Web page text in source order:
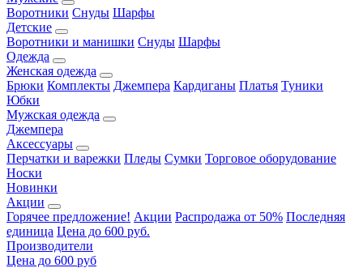
Воротники Снуды Шарфы
Детские
Воротники и манишки Снуды Шарфы
Одежда
Женская одежда
Брюки Комплекты Джемпера Кардиганы Платья Туники
Юбки
Мужская одежда
Джемпера
Аксессуары
Перчатки и варежки Пледы Сумки Торговое оборудование
Носки
Новинки
Акции
Горячее предложение! Акции Распродажа от 50% Последняя
единица Цена до 600 руб.
Производители
Цена до 600 руб